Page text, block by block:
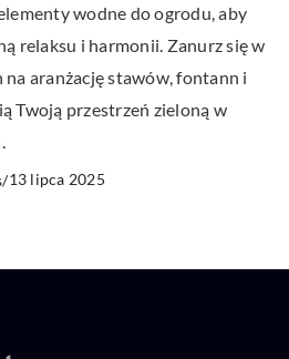
wodne do ogrodu, aby
relaksu i harmonii. Zanurz się w
na aranżację stawów, fontann i
Twoją przestrzeń zieloną w
/13 lipca 2025